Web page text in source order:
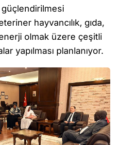
güçlendirilmesi
hayvancılık, gıda,
olmak üzere çeşitli
yapılması planlanıyor.